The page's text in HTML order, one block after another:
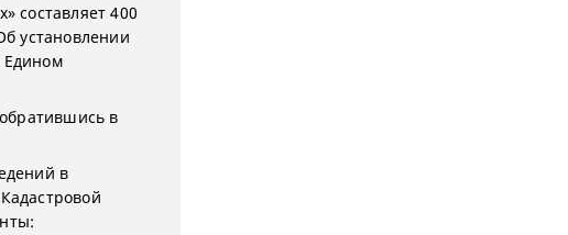
составляет 400
установлении
Едином
в
в